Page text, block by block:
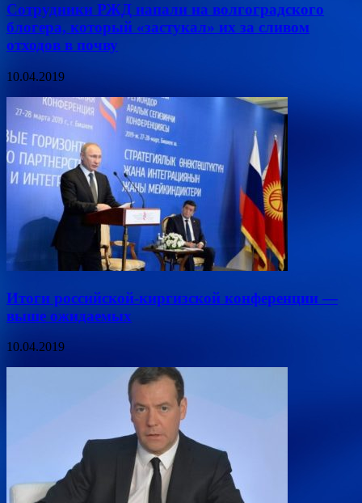
Сотрудники РЖД напали на волгоградского
блогера, который «застукал» их за сливом
отходов в почву
10.04.2019
Итоги российской-киргизской конференции —
выше ожидаемых
10.04.2019